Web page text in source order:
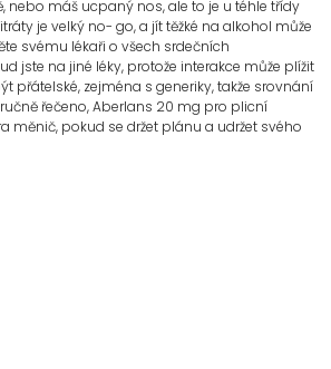
nebo máš ucpaný nos, ale to je u téhle třídy
je velký no- go, a jít těžké na alkohol může
svému lékaři o všech srdečních
jste na jiné léky, protože interakce může plížit
přátelské, zejména s generiky, takže srovnání
řečeno, Aberlans 20 mg pro plicní
měnič, pokud se držet plánu a udržet svého